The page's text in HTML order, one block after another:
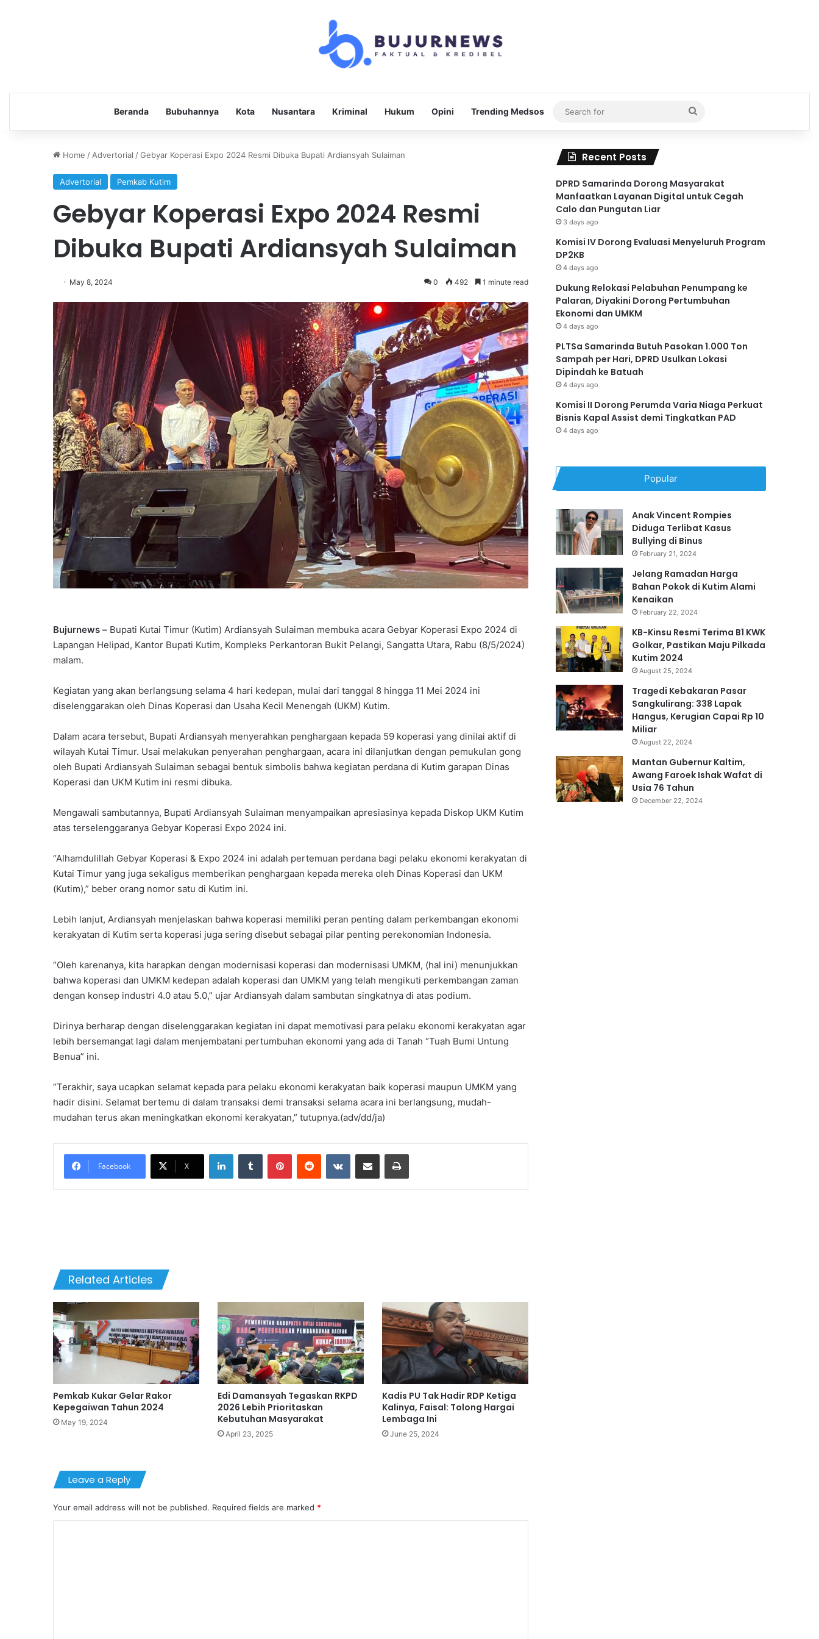
Beranda Bubuhannya Kota Nusantara Kriminal Hukum Opini Trending Medsos
Search
for
Home / Advertorial /Gebyar Koperasi Expo 2024 Resmi Dibuka Bupati Ardiansyah Sulaiman
Advertorial Pemkab Kutim
Gebyar Koperasi Expo 2024 Resmi
Dibuka Bupati Ardiansyah Sulaiman
May 8, 2024 0 492 1 minute read
Bujurnews – Bupati Kutai Timur (Kutim) Ardiansyah Sulaiman membuka acara Gebyar Koperasi Expo 2024 di
Lapangan Helipad, Kantor Bupati Kutim, Kompleks Perkantoran Bukit Pelangi, Sangatta Utara, Rabu (8/5/2024)
malam.
Kegiatan yang akan berlangsung selama 4 hari kedepan, mulai dari tanggal 8 hingga 11 Mei 2024 ini
diselenggarakan oleh Dinas Koperasi dan Usaha Kecil Menengah (UKM) Kutim.
Dalam acara tersebut, Bupati Ardiansyah menyerahkan penghargaan kepada 59 koperasi yang dinilai aktif di
wilayah Kutai Timur. Usai melakukan penyerahan penghargaan, acara ini dilanjutkan dengan pemukulan gong
oleh Bupati Ardiansyah Sulaiman sebagai bentuk simbolis bahwa kegiatan perdana di Kutim garapan Dinas
Koperasi dan UKM Kutim ini resmi dibuka.
Mengawali sambutannya, Bupati Ardiansyah Sulaiman menyampaikan apresiasinya kepada Diskop UKM Kutim
atas terselenggaranya Gebyar Koperasi Expo 2024 ini.
“Alhamdulillah Gebyar Koperasi & Expo 2024 ini adalah pertemuan perdana bagi pelaku ekonomi kerakyatan di
Kutai Timur yang juga sekaligus memberikan penghargaan kepada mereka oleh Dinas Koperasi dan UKM
(Kutim),” beber orang nomor satu di Kutim ini.
Lebih lanjut, Ardiansyah menjelaskan bahwa koperasi memiliki peran penting dalam perkembangan ekonomi
kerakyatan di Kutim serta koperasi juga sering disebut sebagai pilar penting perekonomian Indonesia.
“Oleh karenanya, kita harapkan dengan modernisasi koperasi dan modernisasi UMKM, (hal ini) menunjukkan
bahwa koperasi dan UMKM kedepan adalah koperasi dan UMKM yang telah mengikuti perkembangan zaman
dengan konsep industri 4.0 atau 5.0,” ujar Ardiansyah dalam sambutan singkatnya di atas podium.
Dirinya berharap dengan diselenggarakan kegiatan ini dapat memotivasi para pelaku ekonomi kerakyatan agar
lebih bersemangat lagi dalam menjembatani pertumbuhan ekonomi yang ada di Tanah “Tuah Bumi Untung
Benua” ini.
“Terakhir, saya ucapkan selamat kepada para pelaku ekonomi kerakyatan baik koperasi maupun UMKM yang
hadir disini. Selamat bertemu di dalam transaksi demi transaksi selama acara ini berlangsung, mudah-
mudahan terus akan meningkatkan ekonomi kerakyatan,” tutupnya.(adv/dd/ja)
Facebook X
LinkedInTumblr PinterestReddit VKontakteShare via Email Print
Related Articles
Pemkab Kukar Gelar Rakor
Kepegaiwan Tahun 2024
May 19, 2024
Edi Damansyah Tegaskan RKPD
2026 Lebih Prioritaskan
Kebutuhan Masyarakat
April 23, 2025
Kadis PU Tak Hadir RDP Ketiga
Kalinya, Faisal: Tolong Hargai
Lembaga Ini
June 25, 2024
Leave a Reply
Your email address will not be published. Required fields are marked *
Recent Posts
DPRD Samarinda Dorong Masyarakat
Manfaatkan Layanan Digital untuk Cegah
Calo dan Pungutan Liar
3 days ago
Komisi IV Dorong Evaluasi Menyeluruh Program
DP2KB
4 days ago
Dukung Relokasi Pelabuhan Penumpang ke
Palaran, Diyakini Dorong Pertumbuhan
Ekonomi dan UMKM
4 days ago
PLTSa Samarinda Butuh Pasokan 1.000 Ton
Sampah per Hari, DPRD Usulkan Lokasi
Dipindah ke Batuah
4 days ago
Komisi II Dorong Perumda Varia Niaga Perkuat
Bisnis Kapal Assist demi Tingkatkan PAD
4 days ago
Popular
Anak Vincent Rompies
Diduga Terlibat Kasus
Bullying di Binus
February 21, 2024
Jelang Ramadan Harga
Bahan Pokok di Kutim Alami
Kenaikan
February 22, 2024
KB-Kinsu Resmi Terima B1 KWK
Golkar, Pastikan Maju Pilkada
Kutim 2024
August 25, 2024
Tragedi Kebakaran Pasar
Sangkulirang: 338 Lapak
Hangus, Kerugian Capai Rp 10
Miliar
August 22, 2024
Mantan Gubernur Kaltim,
Awang Faroek Ishak Wafat di
Usia 76 Tahun
December 22, 2024